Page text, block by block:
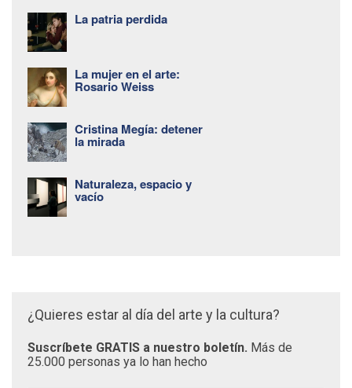
La patria perdida
La mujer en el arte:
Rosario Weiss
Cristina Megía: detener
la mirada
Naturaleza, espacio y
vacío
¿Quieres estar al día del arte y la cultura?
Suscríbete GRATIS a nuestro boletín. Más de
25.000 personas ya lo han hecho